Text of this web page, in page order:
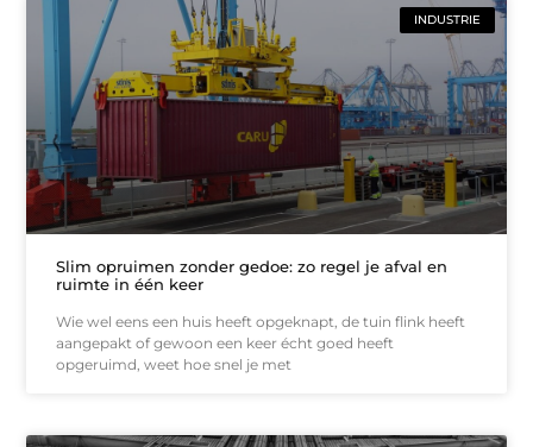
INDUSTRIE
Slim opruimen zonder gedoe: zo regel je afval en
ruimte in één keer
Wie wel eens een huis heeft opgeknapt, de tuin flink heeft
aangepakt of gewoon een keer écht goed heeft
opgeruimd, weet hoe snel je met